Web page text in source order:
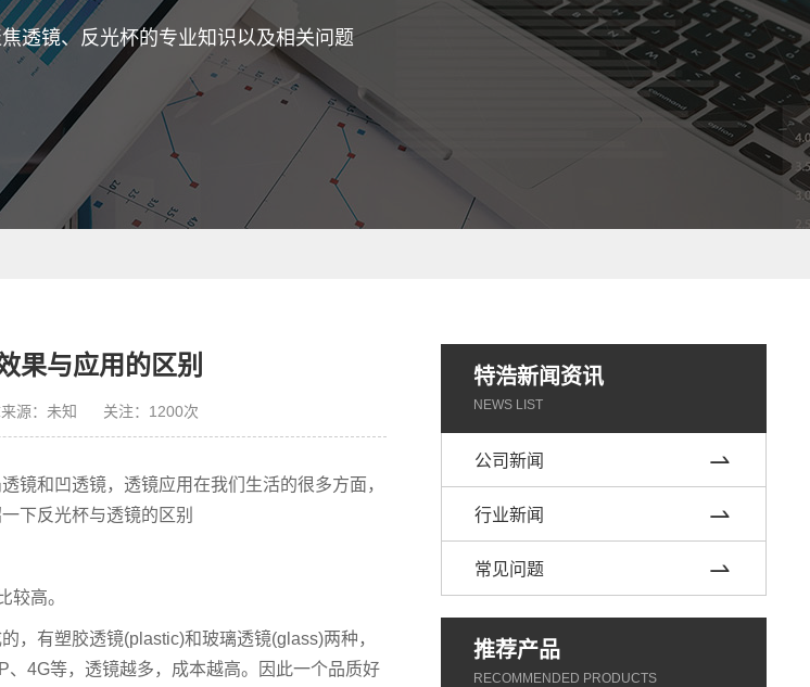
透镜、反光杯的专业知识以及相关问题
果与应用的区别
源：未知 关注： 1200次
镜和凹透镜，透镜应用在我们生活的很多方面，
下反光杯与透镜的区别
较高。
，有塑胶透镜(plastic)和玻璃透镜(glass)两种，
4G等，透镜越多，成本越高。因此一个品质好
特浩新闻资讯
NEWS LIST
公司新闻
行业新闻
常见问题
推荐产品
RECOMMENDED PRODUCTS